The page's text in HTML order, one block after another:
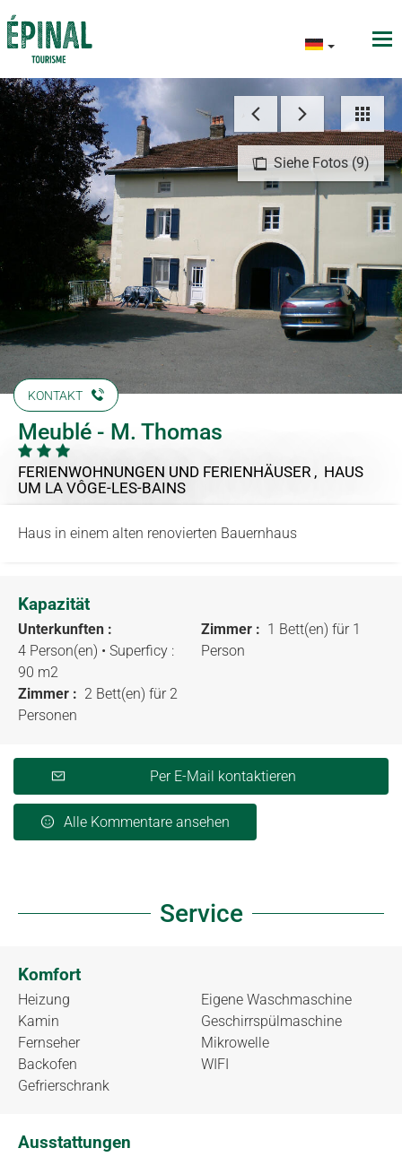
Siehe Fotos (9)
KONTAKT
Meublé - M. Thomas
FERIENWOHNUNGEN UND FERIENHÄUSER , HAUS
UM LA VÔGE-LES-BAINS
Haus in einem alten renovierten Bauernhaus
Kapazität
Unterkunften :
4 Person(en) • Superficy :
90 m2
Zimmer : 1 Bett(en) für 1
Person
Zimmer : 2 Bett(en) für 2
Personen
Per E-Mail kontaktieren
Alle Kommentare ansehen
Service
Komfort
Heizung
Kamin
Fernseher
Backofen
Gefrierschrank
Eigene Waschmaschine
Geschirrspülmaschine
Mikrowelle
WIFI
Ausstattungen